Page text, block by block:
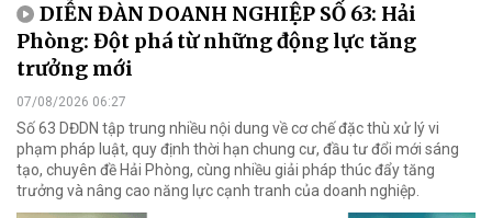
DIỄN ĐÀN DOANH NGHIỆP SỐ 63: Hải
Phòng: Đột phá từ những động lực tăng
trưởng mới
07/08/2026 06:27
Số 63 DĐDN tập trung nhiều nội dung về cơ chế đặc thù xử lý vi
phạm pháp luật, quy định thời hạn chung cư, đầu tư đổi mới sáng
tạo, chuyên đề Hải Phòng, cùng nhiều giải pháp thúc đẩy tăng
trưởng và nâng cao năng lực cạnh tranh của doanh nghiệp.